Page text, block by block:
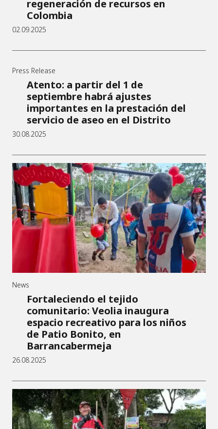
regeneración de recursos en
Colombia
02.09.2025
Press Release
Atento: a partir del 1 de
septiembre habrá ajustes
importantes en la prestación del
servicio de aseo en el Distrito
30.08.2025
News
Fortaleciendo el tejido
comunitario: Veolia inaugura
espacio recreativo para los niños
de Patio Bonito, en
Barrancabermeja
26.08.2025